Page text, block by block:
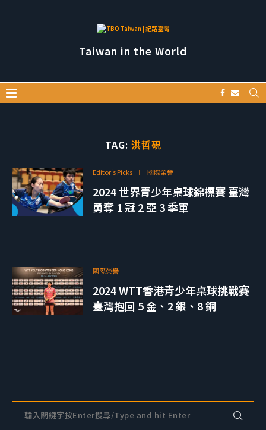
Taiwan in the World
TAG: 洪哲硯
Editor's Picks 國際榮譽
2024 世界青少年桌球錦標賽 臺灣
勇奪 1 冠 2 亞 3 季軍
國際榮譽
2024 WTT香港青少年桌球挑戰賽
臺灣抱回 5 金、2 銀、8 銅